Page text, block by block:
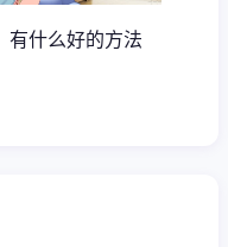
有什么好的方法